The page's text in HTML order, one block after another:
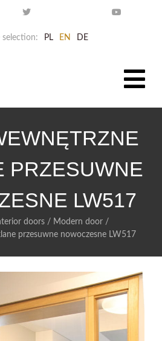
selection: PL EN DE
PRZESUWNE
LW517
doors/ Modern door/
przesuwne nowoczesne LW517